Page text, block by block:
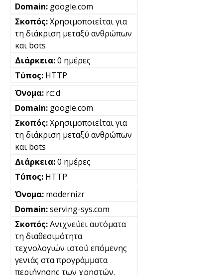
google.com
Χρησιμοποιείται για
τη διάκριση μεταξύ ανθρώπων
και bots
0 ημέρες
HTTP
rc::d
google.com
Χρησιμοποιείται για
τη διάκριση μεταξύ ανθρώπων
και bots
0 ημέρες
HTTP
modernizr
serving-sys.com
Ανιχνεύει αυτόματα
τη διαθεσιμότητα
τεχνολογιών ιστού επόμενης
γενιάς στα προγράμματα
περιήγησης των χρηστών.